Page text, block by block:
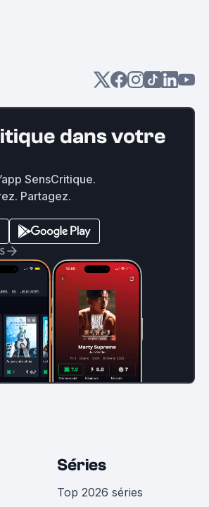
dans votre
SensCritique.
Partagez.
Séries
Top 2026 séries